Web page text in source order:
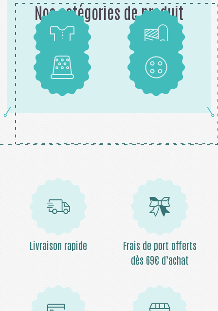
Nos catégories de produit
Patrons Tissus
Mercerie Boutons
Livraison rapide
Frais de port offerts
dès 69€ d’achat